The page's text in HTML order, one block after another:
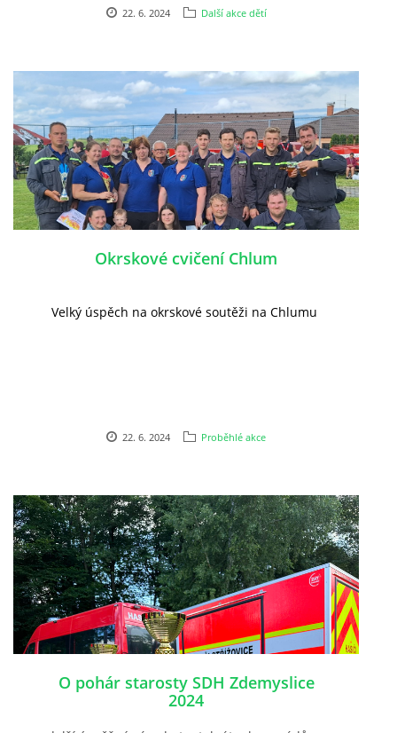
22. 6. 2024 Další akce dětí
Okrskové cvičení Chlum
Velký úspěch na okrskové soutěži na Chlumu
22. 6. 2024 Proběhlé akce
O pohár starosty SDH Zdemyslice
2024